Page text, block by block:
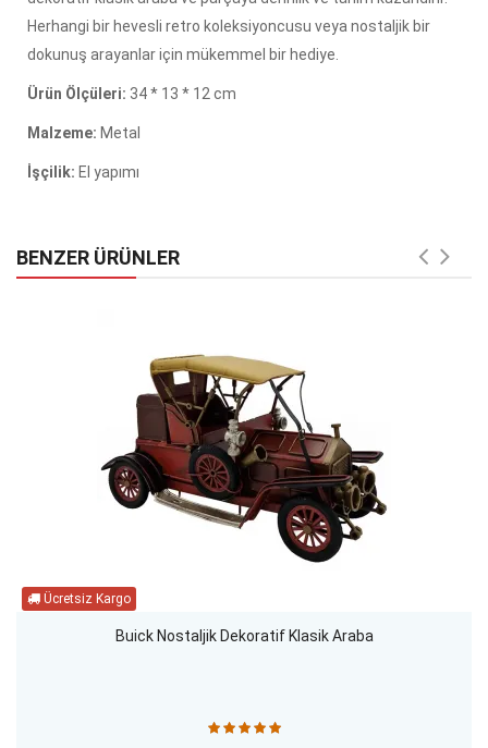
Herhangi bir hevesli retro koleksiyoncusu veya nostaljik bir
dokunuş arayanlar için mükemmel bir hediye.
Ürün Ölçüleri: 34 * 13 * 12 cm
Malzeme: Metal
İşçilik: El yapımı
BENZER ÜRÜNLER
Buick Nostaljik Dekoratif Klasik Araba